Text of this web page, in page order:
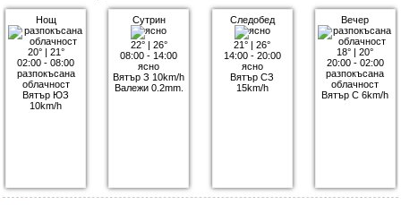
Нощ
20°| 21°
02:00 - 08:00
разпокъсана
облачност
Вятър ЮЗ
10km/h
Сутрин
22°| 26°
08:00 - 14:00
ясно
Вятър З 10km/h
Валежи 0.2mm.
Следобед
21° |26°
14:00 - 20:00
ясно
Вятър СЗ
15km/h
Вечер
18° |20°
20:00 - 02:00
разпокъсана
облачност
Вятър С 6km/h